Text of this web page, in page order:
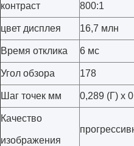
контраст 800:1
цвет дисплея 16,7 млн
Время отклика 6 мс
Угол обзора 178
Шаг точек мм 0,289 (Г) x
Качество
изображения